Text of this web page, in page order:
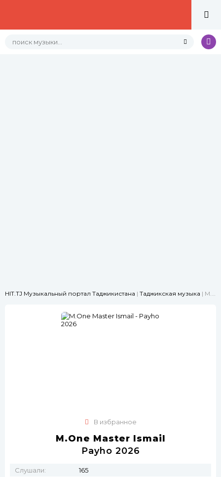
HIT.TJ Музыкальный портал Таджикистана | Таджикская музыка | M.One Master Ismail - Payho 2026
В избранное
M.One Master Ismail
Payho 2026
Слушали:
165